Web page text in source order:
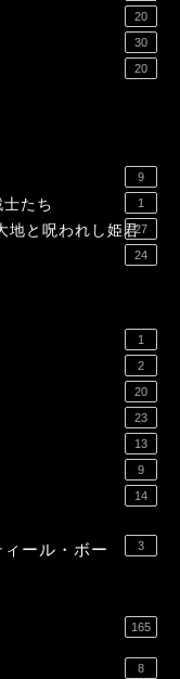
20
30
20
9
たち 1
地と呪われし姫君27
24
1
2
20
23
13
9
14
ール・ボー
3
165
8